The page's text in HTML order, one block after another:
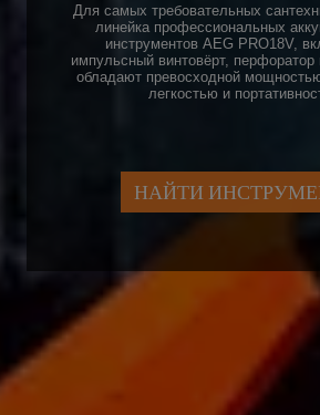
Для самых требовательных
линейка профессиональных
инструментов AEG PRO18V,
импульсный винтовёрт, перфоратор
обладают превосходной
легкостью и
НАЙТИ